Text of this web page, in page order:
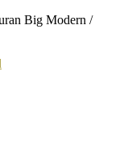
Big Modern /